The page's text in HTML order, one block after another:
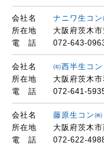
会社名
ナニワ生コ
所在地
大阪府茨木
電 話
072-643-
会社名
㈲西半生コ
所在地
大阪府茨木
電 話
072-641-
会社名
藤原生コン
所在地
大阪府茨木
電 話
072-622-